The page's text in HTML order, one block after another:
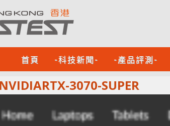
首頁 -科技新聞- -產品評測-
3070-SUPER